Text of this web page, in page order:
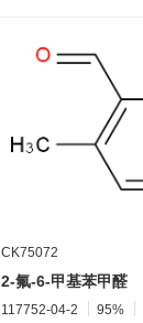
CK75072
2-氟-6-甲基苯甲醛
117752-04-2 95%